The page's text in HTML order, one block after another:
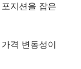
지션을 잡은
격 변동성이